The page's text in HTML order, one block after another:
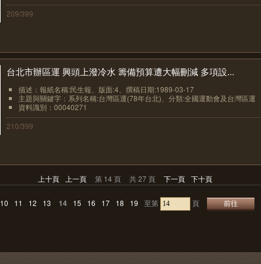
209/399
台北市辦區運 興頭上潑冷水 籌備預算遭大幅刪減 多項設...
描述：報紙名稱:民生報、版面:4、撰稿日期:1989-03-17
主題與關鍵字：系列名稱:台灣區運(78年台北)、分類:全國運動會及台灣區運
資料識別：00040271
210/399
上十頁 上一頁 第 14 頁 共 27 頁 下一頁 下十頁
10 11 12 13 14 15 16 17 18 19 至第 頁